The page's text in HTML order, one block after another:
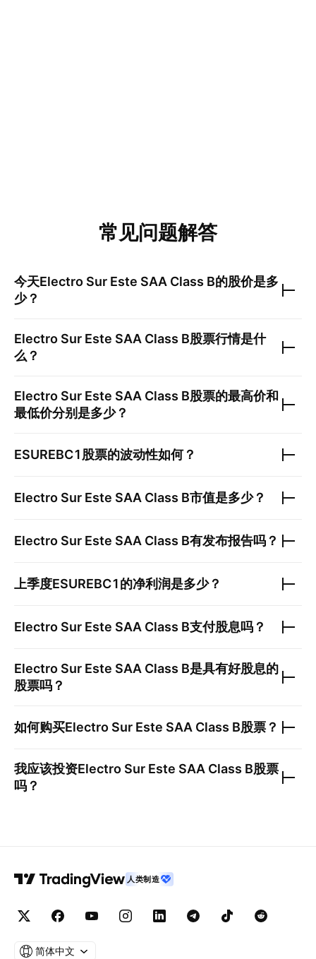
常见问题解答
今天Electro Sur Este SAA Class B的股价是多
少？
Electro Sur Este SAA Class B股票行情是什
么？
Electro Sur Este SAA Class B股票的最高价和
最低价分别是多少？
ESUREBC1 股票的波动性如何？
Electro Sur Este SAA Class B市值是多少？
Electro Sur Este SAA Class B有发布报告吗？
上季度ESUREBC1的净利润是多少？
Electro Sur Este SAA Class B支付股息吗？
Electro Sur Este SAA Class B是具有好股息的
股票吗？
如何购买Electro Sur Este SAA Class B股票？
我应该投资Electro Sur Este SAA Class B股票
吗？
人类制造
简体中文